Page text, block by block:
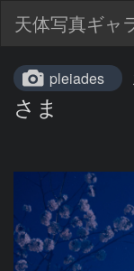
天体写真ギャ
pleiades
さま